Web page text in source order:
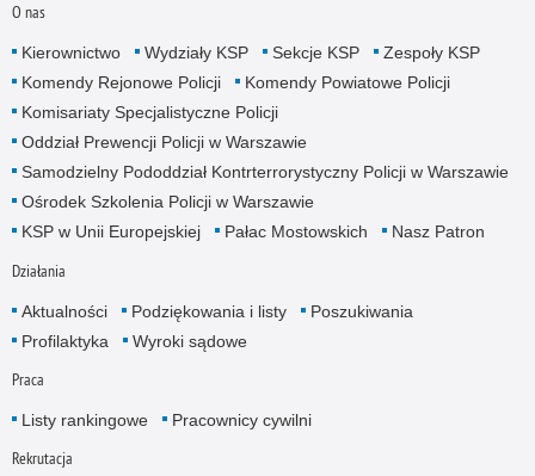
O nas
Kierownictwo Wydziały KSP Sekcje KSP
Zespoły KSP
Komendy Rejonowe Policji
Komendy Powiatowe Policji
Komisariaty Specjalistyczne Policji
Oddział Prewencji Policji w Warszawie
Samodzielny Pododdział Kontrterrorystyczny Policji w Warszawie
Ośrodek Szkolenia Policji w Warszawie
KSP w Unii Europejskiej
Pałac Mostowskich Nasz Patron
Działania
Aktualności Podziękowania i listy
Poszukiwania
Profilaktyka
Wyroki sądowe
Praca
Listy rankingowe Pracownicy cywilni
Rekrutacja